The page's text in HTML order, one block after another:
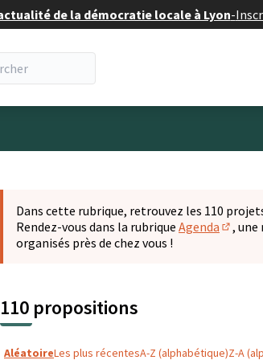
de la démocratie locale à Lyon-
Dans cette rubrique, retrouvez les 110
Rendez-vous dans la rubrique Agenda
,
organisés près de chez vous !
110 propositions
AléatoireLes plus récentesA-Z (alphabétique)Z-A